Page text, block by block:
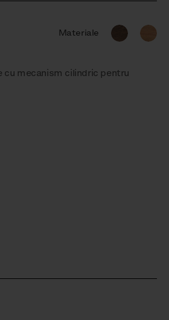
Materiale
mecanism cilindric pentru